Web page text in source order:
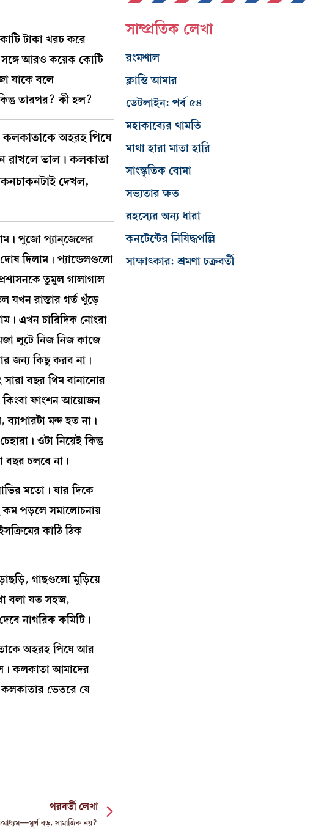
টাকা খরচ করে
সঙ্গে আরও কয়েক কোটি
যাকে বলে
তারপর? কী হল?
কলকাতাকে অহরহ পিষে
রাখলে ভাল। কলকাতা
দেখল,
পুজো প্যান্জেলের
দিলাম। প্যান্ডেলগুলো
তুমুল গালাগাল
যখন রাস্তার গর্ত খুঁড়ে
এখন চারিদিক নোংরা
লুটে নিজ নিজ কাজে
জন্য কিছু করব না।
বছর থিম বানানোর
কিংবা ফাংশন আয়োজন
মন্দ হত না।
ওটা নিয়েই কিন্তু
বছর চলবে না।
মতো। যার দিকে
কম পড়লে সমালোচনায়
কাঠি ঠিক
গাছগুলো মুড়িয়ে
বলা যত সহজ,
নাগরিক কমিটি।
অহরহ পিষে আর
কলকাতা আমাদের
ভেতরে যে
পরবর্তী লেখা
বড়, সামাজিক নয়?
সাম্প্রতিক লেখা
রংমশাল
ক্লান্তি আমার
ডেটলাইন: পর্ব ৫৪
মহাকাব্যের খামতি
মাথা হারা মাতা হারি
সাংস্কৃতিক বোমা
সভ্যতার ক্ষত
রহস্যের অন্য ধারা
কনটেন্টের নিষিদ্ধপল্লি
সাক্ষাৎকার: শ্রমণা চক্রবর্তী